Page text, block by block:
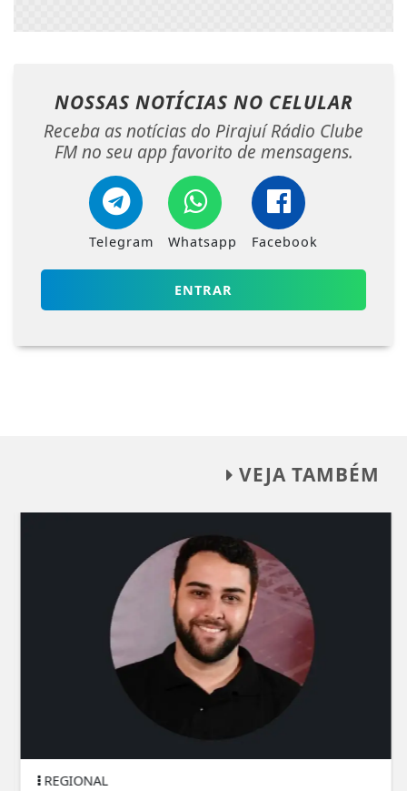
NOSSAS NOTÍCIAS NO CELULAR
Receba as notícias do Pirajuí Rádio Clube
FM no seu app favorito de mensagens.
Telegram Whatsapp Facebook
ENTRAR
VEJA TAMBÉM
REGIONAL